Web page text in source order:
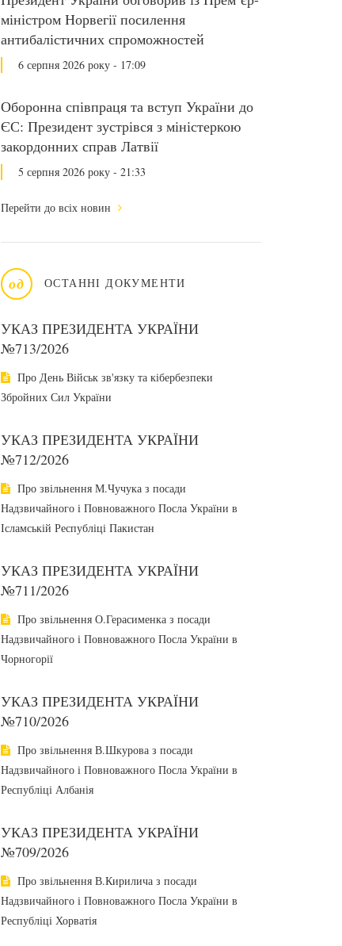
міністром Норвегії посилення
антибалістичних спроможностей
6 серпня 2026 року - 17:09
Оборонна співпраця та вступ України до
ЄС: Президент зустрівся з міністеркою
закордонних справ Латвії
5 серпня 2026 року - 21:33
Перейти до всіх новин
од ОСТАННІ ДОКУМЕНТИ
УКАЗ ПРЕЗИДЕНТА УКРАЇНИ
№713/2026
Про День Військ зв'язку та кібербезпеки
Збройних Сил України
УКАЗ ПРЕЗИДЕНТА УКРАЇНИ
№712/2026
Про звільнення М.Чучука з посади
Надзвичайного і Повноважного Посла України в
Ісламській Республіці Пакистан
УКАЗ ПРЕЗИДЕНТА УКРАЇНИ
№711/2026
Про звільнення О.Герасименка з посади
Надзвичайного і Повноважного Посла України в
Чорногорії
УКАЗ ПРЕЗИДЕНТА УКРАЇНИ
№710/2026
Про звільнення В.Шкурова з посади
Надзвичайного і Повноважного Посла України в
Республіці Албанія
УКАЗ ПРЕЗИДЕНТА УКРАЇНИ
№709/2026
Про звільнення В.Кирилича з посади
Надзвичайного і Повноважного Посла України в
Республіці Хорватія